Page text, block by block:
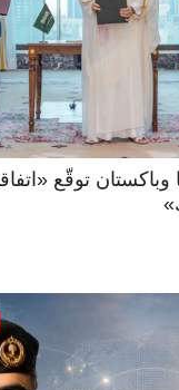
وباكستان توقّع